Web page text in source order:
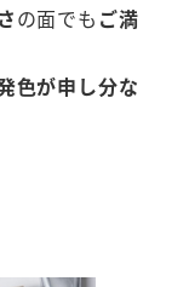
の面でも ご満
色が申し分な